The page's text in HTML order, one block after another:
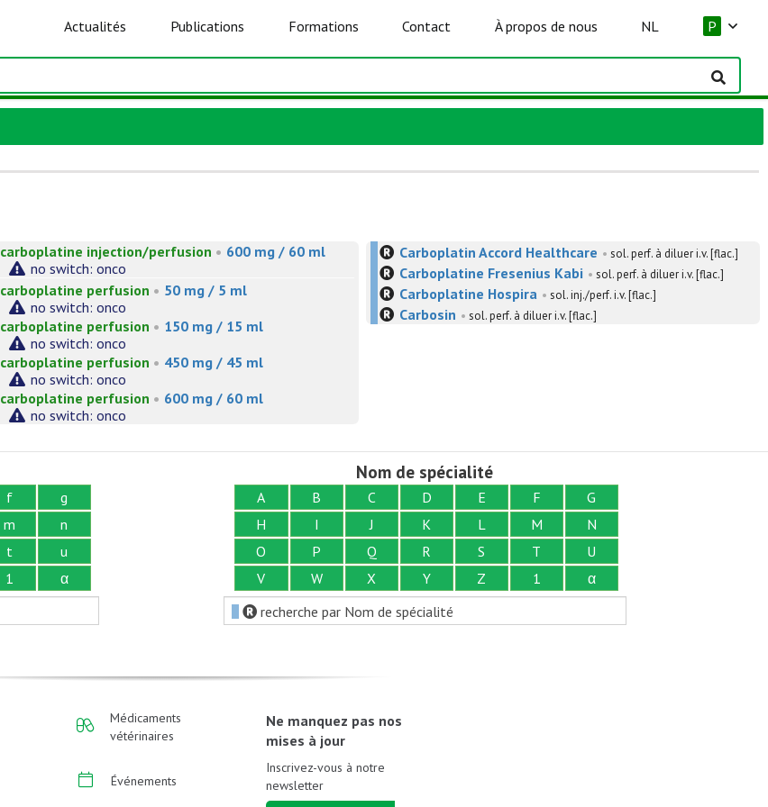
Actualités Publications Formations Contact À propos de nous NL P
carboplatine injection/perfusion • 600 mg / 60 ml
no switch: onco
carboplatine perfusion • 50 mg / 5 ml
no switch: onco
carboplatine perfusion • 150 mg / 15 ml
no switch: onco
carboplatine perfusion • 450 mg / 45 ml
no switch: onco
carboplatine perfusion • 600 mg / 60 ml
no switch: onco
Carboplatin Accord Healthcare •sol. perf. à diluer i.v. [flac.]
Carboplatine Fresenius Kabi •sol. perf. à diluer i.v. [flac.]
Carboplatine Hospira •sol. inj./perf. i.v. [flac.]
Carbosin •sol. perf. à diluer i.v. [flac.]
f
g
m
n
t
u
1
α
Nom de spécialité
A B C D E F
G
H
I J K L M
N
O
P Q R S T
U
V
W X Y Z 1
α
recherche par Nom de spécialité
Médicaments
vétérinaires
Événements
Ne manquez pas nos
mises à jour
Inscrivez-vous à notre
newsletter